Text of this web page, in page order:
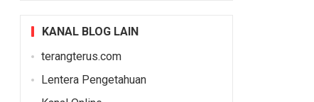
KANAL BLOG LAIN
terangterus.com
Lentera Pengetahuan